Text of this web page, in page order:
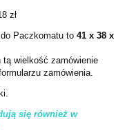
zł
Paczkomatu to 41 x 38 x
wielkość zamówienie
zamówienia.
się również w